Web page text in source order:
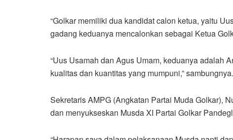
“Golkar memiliki dua kandidat calon ketua, yaitu
gadang keduanya mencalonkan sebagai Ketua
“Uus Usamah dan Agus Umam, keduanya adalah
kualitas dan kuantitas yang mumpuni,” sambungnya.
Sekretaris AMPG (Angkatan Partai Muda Golkar),
dan menyukseskan Musda XI Partai Golkar